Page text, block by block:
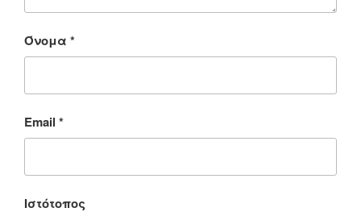
Όνομα *
Email *
Ιστότοπος